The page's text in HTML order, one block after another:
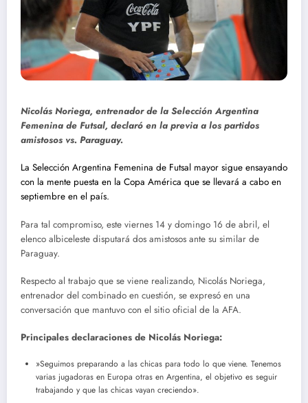
Nicolás Noriega, entrenador de la Selección Argentina
Femenina de Futsal, declaró en la previa a los partidos
amistosos vs. Paraguay.
La Selección Argentina Femenina de Futsal mayor sigue ensayando
con la mente puesta en la Copa América que se llevará a cabo en
septiembre en el país.
Para tal compromiso, este viernes 14 y domingo 16 de abril, el
elenco albiceleste disputará dos amistosos ante su similar de
Paraguay.
Respecto al trabajo que se viene realizando, Nicolás Noriega,
entrenador del combinado en cuestión, se expresó en una
conversación que mantuvo con el sitio oficial de la AFA.
Principales declaraciones de Nicolás Noriega:
»Seguimos preparando a las chicas para todo lo que viene. Tenemos
varias jugadoras en Europa otras en Argentina, el objetivo es seguir
trabajando y que las chicas vayan creciendo».